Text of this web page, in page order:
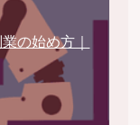
の始め方｜